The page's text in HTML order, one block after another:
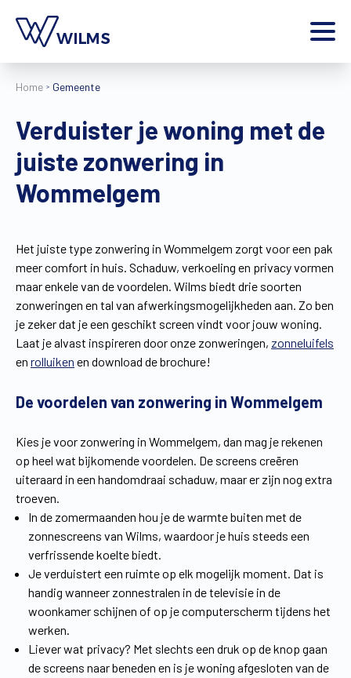
Vind een verdeler Offerte op maat
Gratis brochure
Home
Producten
Inspiratie
Extra
Jobs
Wilms World
Home Gemeente
Verduister je woning met de
juiste zonwering in
Wommelgem
Het juiste type zonwering in Wommelgem zorgt voor een pak
meer comfort in huis. Schaduw, verkoeling en privacy vormen
maar enkele van de voordelen. Wilms biedt drie soorten
zonweringen en tal van afwerkingsmogelijkheden aan. Zo ben
je zeker dat je een geschikt screen vindt voor jouw woning.
Laat je alvast inspireren door onze zonweringen, zonneluifels
en rolluiken en download de brochure!
De voordelen van zonwering in Wommelgem
Kies je voor zonwering in Wommelgem, dan mag je rekenen
op heel wat bijkomende voordelen. De screens creëren
uiteraard in een handomdraai schaduw, maar er zijn nog extra
troeven.
In de zomermaanden hou je de warmte buiten met de
zonnescreens van Wilms, waardoor je huis steeds een
verfrissende koelte biedt.
Je verduistert een ruimte op elk mogelijk moment. Dat is
handig wanneer zonnestralen in de televisie in de
woonkamer schijnen of op je computerscherm tijdens het
werken.
Liever wat privacy? Met slechts een druk op de knop gaan
de screens naar beneden en is je woning afgesloten van de